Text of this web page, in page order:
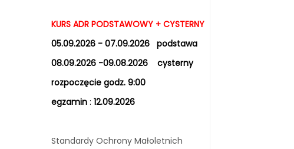
KURS ADR PODSTAWOWY + CYSTERNY
05.09.2026 - 07.09.2026 podstawa
08.09.2026 -09.08.2026 cysterny
rozpoczęcie godz. 9:00
egzamin : 12.09.2026
Standardy Ochrony Małoletnich